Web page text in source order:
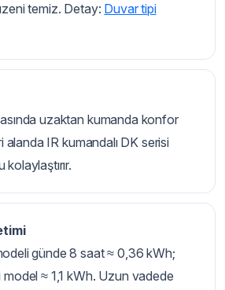
temiz. Detay: Duvar tipi
uzaktan kumanda konfor
alanda IR kumandalı DK serisi
günde 8 saat ≈ 0,36 kWh;
≈ 1,1 kWh. Uzun vadede